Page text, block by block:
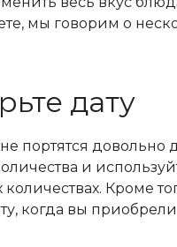
мы говорим о
дату
портятся довольно
и
Кроме
когда вы